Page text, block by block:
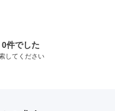
件でした
してください